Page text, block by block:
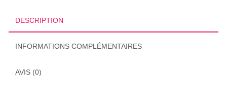
DESCRIPTION
INFORMATIONS COMPLÉMENTAIRES
AVIS (0)